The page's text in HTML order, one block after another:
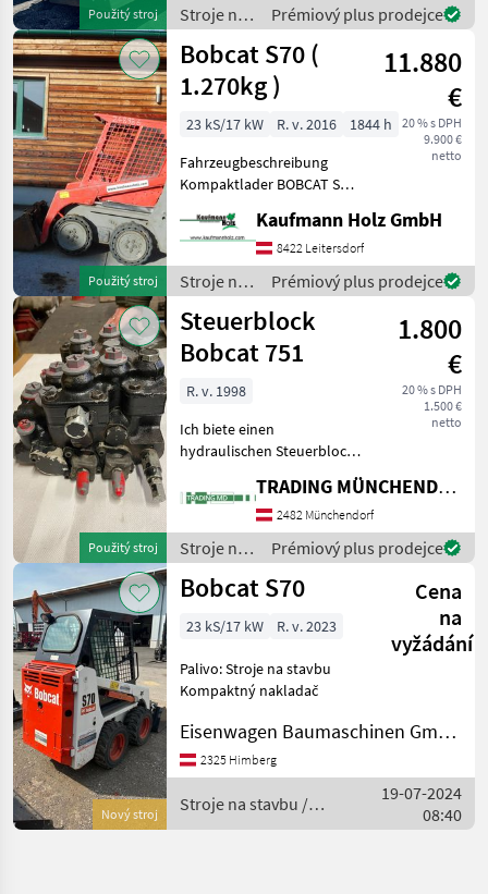
Použitý stroj Kippla
Stroje na
stavbu /
Bobcat
Prémiový plus prodejce
Použitý stroj
Bobcat S70 (
1.270kg )
11.880
€
20 % s DPH
9.900 €
netto
23 kS/17 kW R. v. 2016
1844 h
Fahrzeugbeschreibung
Kompaktlader BOBCAT S70
Stunden 1.228 KG 17, 2 KW -
incl. Schaufel - mech.
Schnellwechsler -
Zusatzkreis
Kaufmann Holz GmbH
8422 Leitersdorf
Stroje na
stavbu /
Bobcat
Prémiový plus prodejce
Použitý stroj
Steuerblock
Bobcat 751
1.800
€
20 % s DPH
1.500 €
netto
R. v. 1998
Ich biete einen
hydraulischen Steuerblock,
stammt. Der Steuerblock ist
funktionsfähig. Ideal für
Reparaturen oder als E
TRADING MÜNCHENDORF Handels GmbH
2482 Münchendorf
Stroje na
stavbu /
Bobcat
Prémiový plus prodejce
Nový stroj
Bobcat S70
Cena
na
vyžádání
23 kS/17 kW R. v. 2023
Palivo: Stroje na stavbu
Kompaktný nakladač
Eisenwagen Baumaschinen GmbH
2325 Himberg
Stroje na stavbu /
Bobcat
19-07-2024
08:40